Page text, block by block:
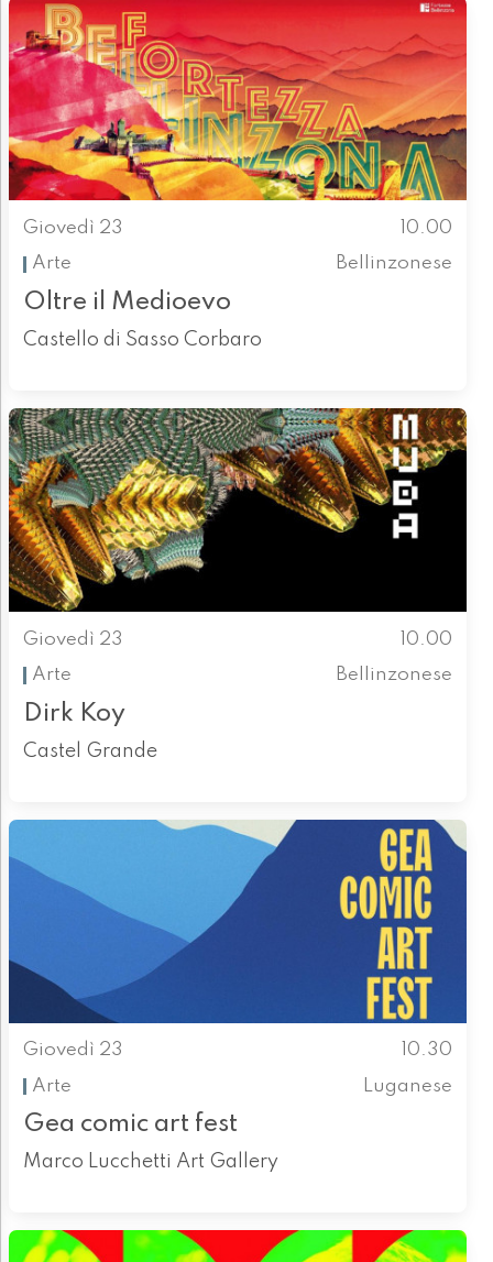
Giovedì 23
10.00
Arte
Bellinzonese
Oltre il Medioevo
Castello di Sasso Corbaro
Giovedì 23
10.00
Arte
Bellinzonese
Dirk Koy
Castel Grande
Giovedì 23
10.30
Arte
Luganese
Gea comic art fest
Marco Lucchetti Art Gallery